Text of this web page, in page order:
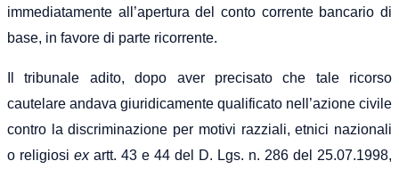
immediatamente all’apertura del conto corrente bancario di
base, in favore di parte ricorrente.
Il tribunale adito, dopo aver precisato che tale ricorso
cautelare andava giuridicamente qualificato nell’azione civile
contro la discriminazione per motivi razziali, etnici nazionali
o religiosi ex artt. 43 e 44 del D. Lgs. n. 286 del 25.07.1998,